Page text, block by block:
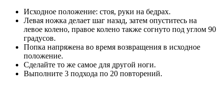
Исходное положение: стоя, руки на бедрах.
Левая ножка делает шаг назад, затем опуститесь на
левое колено, правое колено также согнуто под углом 90
градусов.
Попка напряжена во время возвращения в исходное
положение.
Сделайте то же самое для другой ноги.
Выполните 3 подхода по 20 повторений.